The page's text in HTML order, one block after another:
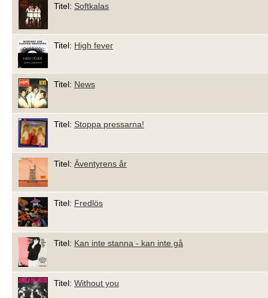
Titel: Softkalas
Titel: High fever
Titel: News
Titel: Stoppa pressarna!
Titel: Äventyrens år
Titel: Fredlös
Titel: Kan inte stanna - kan inte gå
Titel: Without you